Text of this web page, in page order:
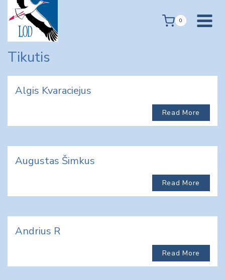
content
0
Tikutis
Algis Kvaraciejus
Read More
Augustas Šimkus
Read More
Andrius R
Read More